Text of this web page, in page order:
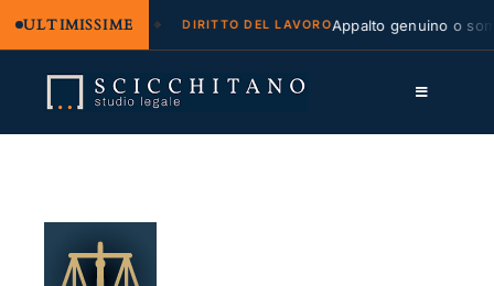
ULTIMISSIME
e regresso DIRITTO DEL LAVOROAppalto genuino o
contenuto
Toggle